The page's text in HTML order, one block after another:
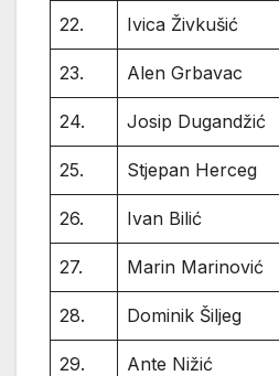
22. Ivica Živkušić
23. Alen Grbavac
24. Josip Dugandžić
25. Stjepan Herceg
26. Ivan Bilić
27. Marin Marinović
28. Dominik Šiljeg
29. Ante Nižić